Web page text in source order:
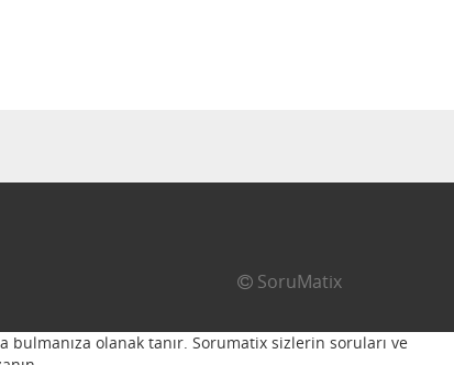
SoruMatix
bulmanıza olanak tanır. Sorumatix sizlerin soruları ve